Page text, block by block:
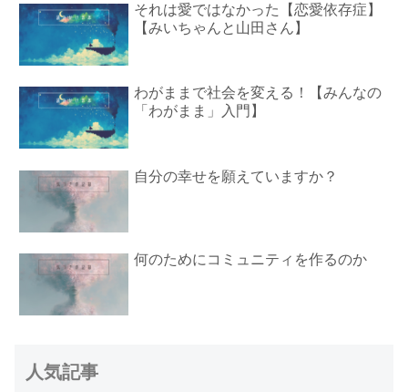
それは愛ではなかった【恋愛依存症】
【みいちゃんと山田さん】
わがままで社会を変える！【みんなの
「わがまま」入門】
自分の幸せを願えていますか？
何のためにコミュニティを作るのか
人気記事